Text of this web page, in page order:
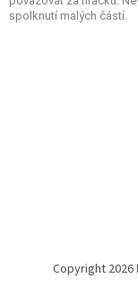
spolknutí malých částí.
Copyright 2026